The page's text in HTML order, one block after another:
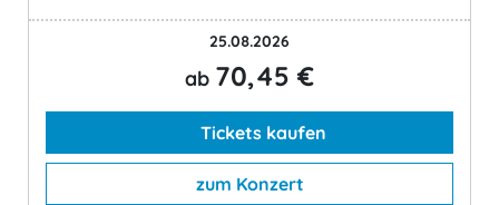
25.08.2026
ab 70,45 €
Tickets kaufen
zum Konzert